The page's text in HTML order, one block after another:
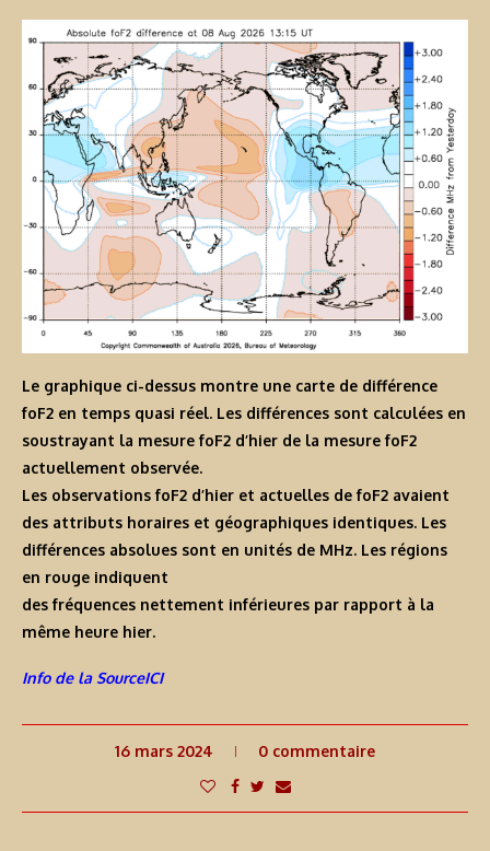
Le graphique ci-dessus montre une carte de différence
foF2 en temps quasi réel. Les différences sont calculées en
soustrayant la mesure foF2 d’hier de la mesure foF2
actuellement observée.
Les observations foF2 d’hier et actuelles de foF2 avaient
des attributs horaires et géographiques identiques. Les
différences absolues sont en unités de MHz. Les régions
en rouge indiquent
des fréquences nettement inférieures par rapport à la
même heure hier.
Info de la SourceICI
16 mars 2024 0 commentaire